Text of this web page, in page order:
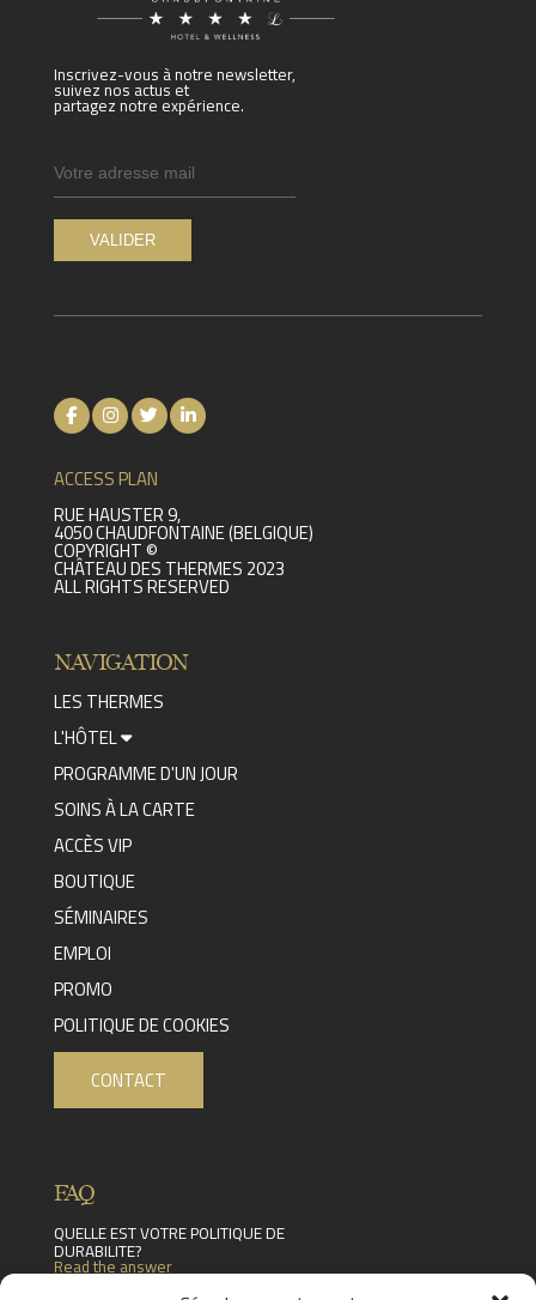
Inscrivez-vous à notre newsletter,
suivez nos actus et
partagez notre expérience.
ACCESS PLAN
RUE HAUSTER 9,
4050 CHAUDFONTAINE (BELGIQUE)
COPYRIGHT ©
CHÂTEAU DES THERMES 2023
ALL RIGHTS RESERVED
NAVIGATION
LES THERMES
L'HÔTEL
PROGRAMME D'UN JOUR
SOINS À LA CARTE
ACCÈS VIP
BOUTIQUE
SÉMINAIRES
EMPLOI
PROMO
POLITIQUE DE COOKIES
CONTACT
FAQ
QUELLE EST VOTRE POLITIQUE DE
DURABILITE?
Read the answer